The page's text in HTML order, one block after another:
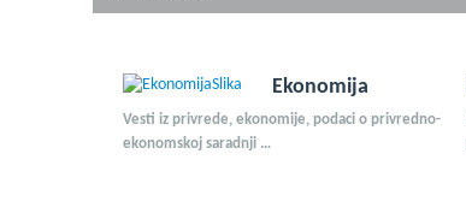
Ekonomija
Vesti iz privrede, ekonomije, podaci o privredno-
ekonomskoj saradnji …